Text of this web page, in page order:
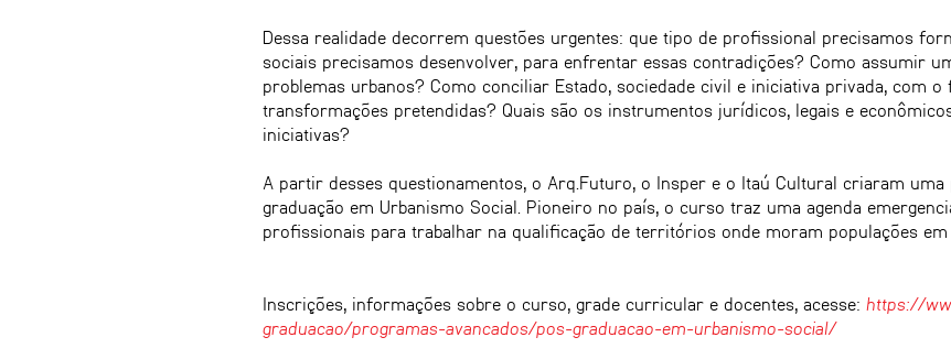
Dessa realidade decorrem questões urgentes: que tipo de profissional precisamos
sociais precisamos desenvolver, para enfrentar essas contradições? Como assumir
problemas urbanos? Como conciliar Estado, sociedade civil e iniciativa privada, com
transformações pretendidas? Quais são os instrumentos jurídicos, legais e
iniciativas?
A partir desses questionamentos, o Arq.Futuro, o Insper e o Itaú Cultural criaram
graduação em Urbanismo Social. Pioneiro no país, o curso traz uma agenda
profissionais para trabalhar na qualificação de territórios onde moram populações em
Inscrições, informações sobre o curso, grade curricular e docentes, acesse: https://
graduacao/programas-avancados/pos-graduacao-em-urbanismo-social/